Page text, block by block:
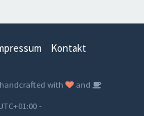
Kontakt
, handcrafted with
and
-